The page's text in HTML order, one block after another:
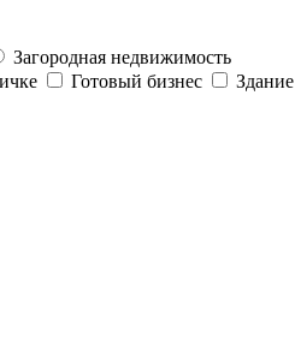
Загородная недвижимость
Готовый бизнес Здание